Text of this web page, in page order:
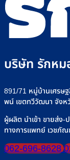
บริษัท รักหม
891/71 หมู่บ้านเศรษ
พน์ เขตทวีวัฒนา จังห
ผู้ผลิต นำเข้า ขายส่
ทางการแพทย์ เวชภั
062-696-8628